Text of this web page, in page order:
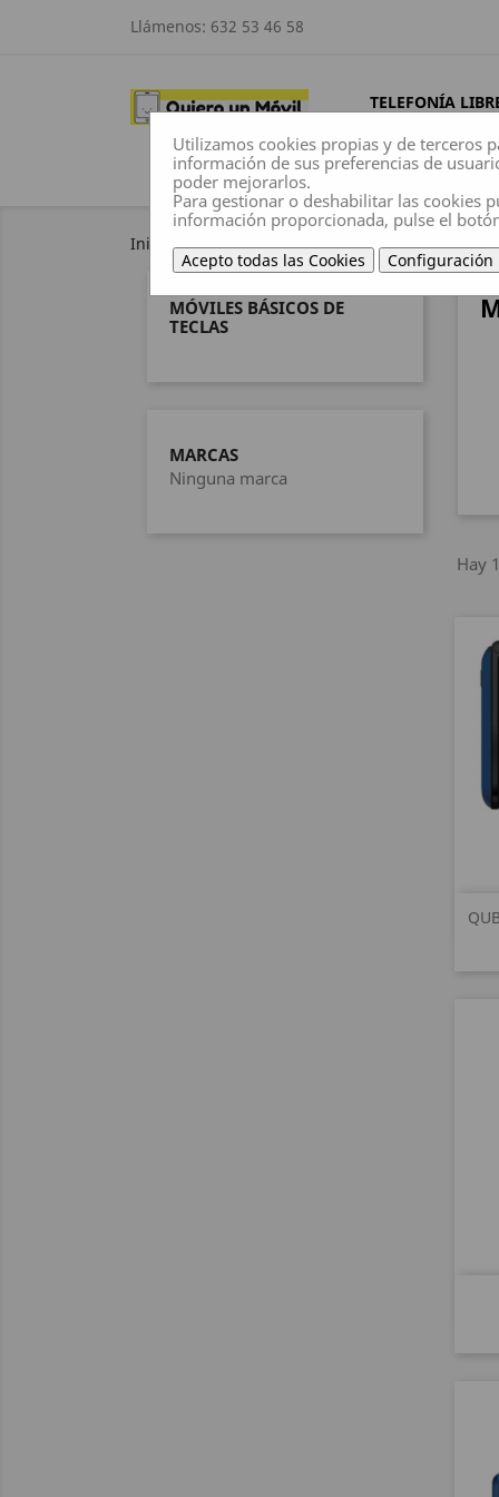
Llámenos: 632 53 46 58
TELEFONÍA
Inicio Telefonía libre Móviles Básicos de
MÓVILES BÁSICOS DE
TECLAS
MARCAS
Ninguna marca
Hay
Utilizamos cookies propias y de terceros
información de sus preferencias de
poder mejorarlos.
Para gestionar o deshabilitar las cookies
información proporcionada, pulse el
Acepto todas las Cookies Configuración